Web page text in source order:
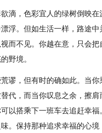
滴，色彩宜人的绿树倒映
浮。但如生活一样，路途
而不见。你越在意，只会
野境。
谬，但有时的确如此。当
代，而当你叹息之余，擦
以搭乘下一班车去追赶幸
。保持那种追求幸福的心